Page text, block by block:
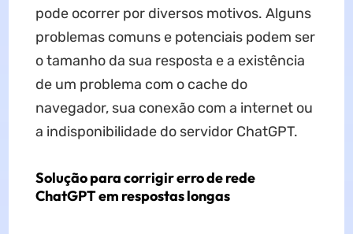
pode ocorrer por diversos motivos. Alguns
problemas comuns e potenciais podem ser
o tamanho da sua resposta e a existência
de um problema com o cache do
navegador, sua conexão com a internet ou
a indisponibilidade do servidor ChatGPT.
Solução para corrigir erro de rede
ChatGPT em respostas longas